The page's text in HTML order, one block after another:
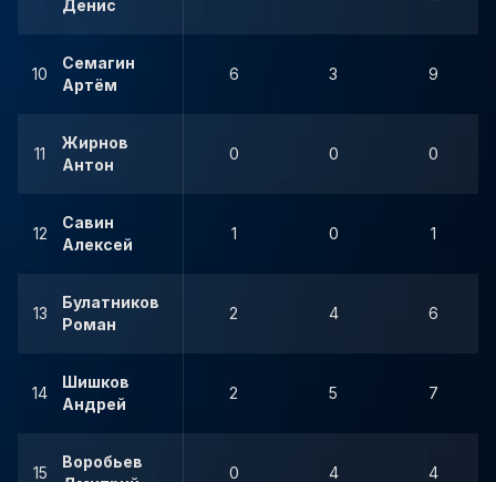
Денис
10
Семагин
Артём
6 3 9
11
Жирнов
Антон
0 0 0
12
Савин
Алексей
1 0 1
13
Булатников
Роман
2 4 6
14
Шишков
Андрей
2 5 7
15
Воробьев
0 4 4